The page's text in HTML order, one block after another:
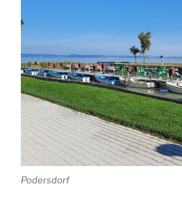
Podersdorf